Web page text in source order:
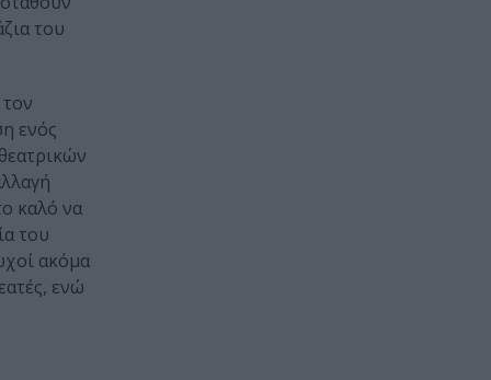
του
ενός
καλό να
του
ακόμα
ενώ